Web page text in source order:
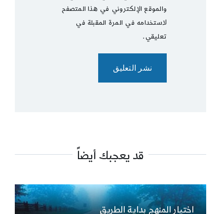
والموقع الإلكتروني في هذا المتصفح
لاستخدامه في المرة المقبلة في
تعليقي.
قد يعجبك أيضاً
اختيار المنهج بداية الطريق